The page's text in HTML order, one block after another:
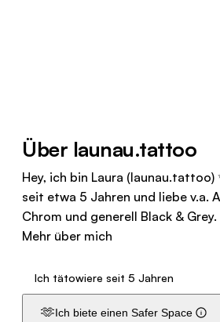
Über launau.tattoo
Hey, ich bin Laura (launau.tattoo)
seit etwa 5 Jahren und liebe v.a.
Chrom und generell Black &
Mehr über mich
Ich tätowiere seit 5 Jahren
🫶Ich biete einen Safer Space